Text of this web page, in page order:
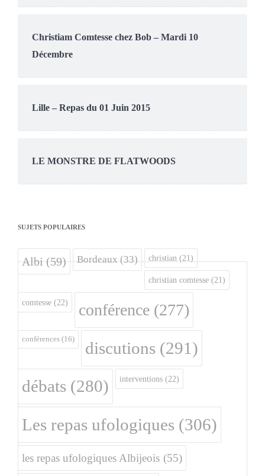
Christiam Comtesse chez Bob – Mardi 10
Décembre
Lille – Repas du 01 Juin 2015
LE MONSTRE DE FLATWOODS
SUJETS POPULAIRES
Albi(59) Bordeaux(33) christian (21)
christian comtesse (21)
comtesse (22) conférence (277)
conférences (16) discutions (291)
débats (280) interventions (22)
Les repas ufologiques (306)
les repas ufologiques Albijeois (55)